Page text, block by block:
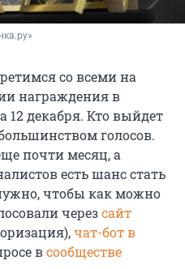
со всеми на
награждения в
декабря. Кто выйдет
голосов.
почти месяц, а
есть шанс стать
чтобы как можно
черезсайт
чат-бот в
всообществе